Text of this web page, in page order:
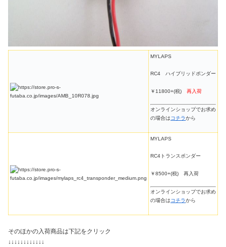
MYLAPS
RC4 ハイブリッドポンダー
￥11800+(税) 再入荷
オンラインショップでお求め
の場合はコチラから
MYLAPS
RC4トランスポンダー
￥8500+(税) 再入荷
オンラインショップでお求め
の場合はコチラから
そのほかの入荷商品は下記をクリック
↓↓↓↓↓↓↓↓↓↓↓↓